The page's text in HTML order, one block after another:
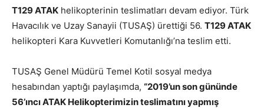
T129 ATAK helikopterinin teslimatları devam ediyor. Türk
Havacılık ve Uzay Sanayii (TUSAŞ) ürettiği 56. T129 ATAK
helikopteri Kara Kuvvetleri Komutanlığı’na teslim etti.
TUSAŞ Genel Müdürü Temel Kotil sosyal medya
hesabından yaptığı paylaşımda, “2019’un son gününde
56’ıncı ATAK Helikopterimizin teslimatını yapmış